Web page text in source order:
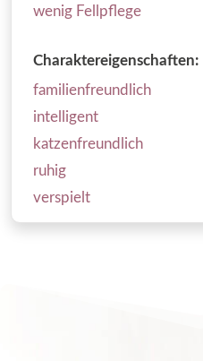
wenig Fellpflege
Charaktereigenschaften:
familienfreundlich
intelligent
katzenfreundlich
ruhig
verspielt